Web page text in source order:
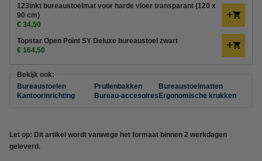
123inkt bureaustoelmat voor harde vloer transparant (120 x
90 cm)
€ 34,50
Topstar Open Point SY Deluxe bureaustoel zwart
€ 164,50
Bekijk ook:
Bureaustoelen
Prullenbakken
Bureaustoelmatten
Kantoorinrichting
Bureau-accesoires Ergonomische krukken
Let op: Dit artikel wordt vanwege het formaat binnen 2 werkdagen
geleverd.